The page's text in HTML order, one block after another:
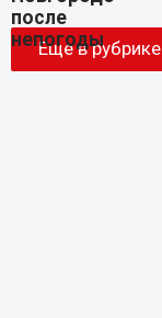
Еще в рубрике